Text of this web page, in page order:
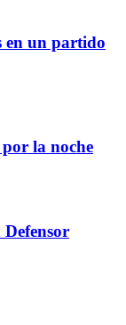
en un partido
la noche